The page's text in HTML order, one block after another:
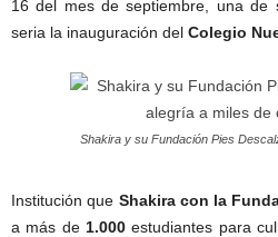
16 del mes de septiembre, una de
seria la inauguración del Colegio
Shakira y su Fundación Pies
Institución que Shakira con la
a más de 1.000estudiantes para